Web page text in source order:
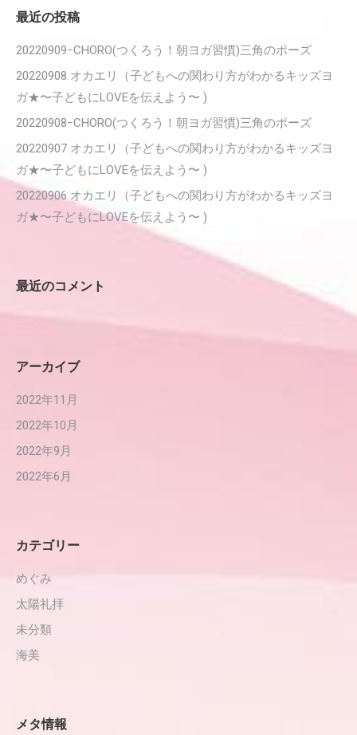
最近の投稿
20220909ｰCHORO(つくろう！朝ヨガ習慣)三角のポーズ
20220908 オカエリ（子どもへの関わり方がわかるキッズヨ
ガ★〜子どもにLOVEを伝えよう〜 )
20220908ｰCHORO(つくろう！朝ヨガ習慣)三角のポーズ
20220907 オカエリ（子どもへの関わり方がわかるキッズヨ
ガ★〜子どもにLOVEを伝えよう〜 )
20220906 オカエリ（子どもへの関わり方がわかるキッズヨ
ガ★〜子どもにLOVEを伝えよう〜 )
最近のコメント
アーカイブ
2022年11月
2022年10月
2022年9月
2022年6月
カテゴリー
めぐみ
太陽礼拝
未分類
海美
メタ情報